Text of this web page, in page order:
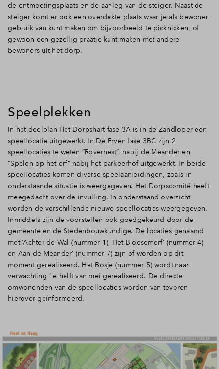
de ontmoetingsplaats en de aanleg van de steiger. Naast de
steiger komt er ook een overdekte plaats waar je als bewoner
gebruik van kunt maken om bijvoorbeeld te picknicken, of
gewoon een gezellig praatje kunt maken met andere
bewoners uit het dorp.
Speelplekken
In het deelplan Het Dorpshart fase 3A is in de Zandloper een
speellocatie uitgewerkt. In De Erven fase 3BC zijn 2
speellocaties te weten “Rovernest”, nabij de Meander en
“Spelen op het erf” nabij het parkeerhof uitgewerkt. In beide
speellocaties komen diverse speelaanleidingen, zoals in
onderstaande situatie is weergegeven. Het Dorpscomité heeft
meegedacht over de invulling. In onderstaand overzicht
worden de verschillende nieuwe speellocaties weergegeven.
Inmiddels zijn de voorstellen ook goedgekeurd door de
gemeente en de Stedenbouwkundige. De locaties genaamd
met ‘Achter de Wal (nummer 1), Het Bloesemerf’ (nummer 4)
en Aan de Meander’ (nummer 7) zijn of worden op dit
moment gerealiseerd. Het Bosje (nummer 5) wordt naar
verwachting 1e helft van mei gerealiseerd. De directe
omwonenden van de speellocaties worden van tevoren
hierover geïnformeerd.